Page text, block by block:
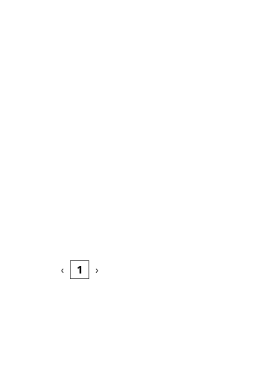
‹ 1 ›